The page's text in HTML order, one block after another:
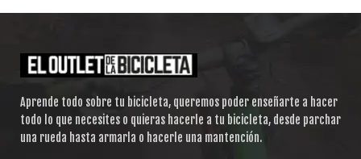
Aprende todo sobre tu bicicleta, queremos poder enseñarte a hacer
todo lo que necesites o quieras hacerle a tu bicicleta, desde parchar
una rueda hasta armarla o hacerle una mantención.